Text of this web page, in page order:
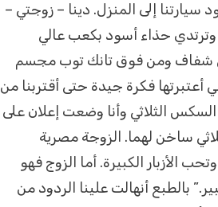
إلى المنزل. دينا – زوجتي –
وترتدي حذاء أسود بكعب عالي
شفاف ومن فوق تانك توب مجسم
فكرة جيدة حتى أقتربنا من
الثلاثي وأنا وضعت إعلان على
ساخن لهما. الزوجة مصرية
الأزبار الكبيرة. أما الزوج فهو
بالطبع أنهالت علينا الردود من